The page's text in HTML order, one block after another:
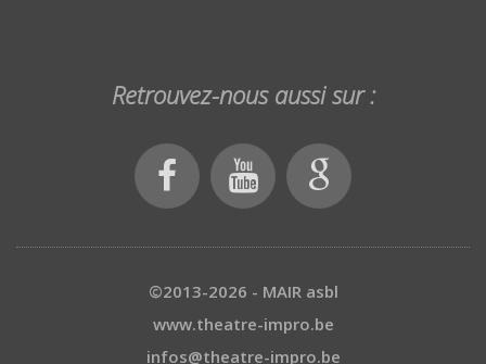
Retrouvez-nous aussi sur :
©2013-2026 - MAIR asbl
www.theatre-impro.be
infos@theatre-impro.be